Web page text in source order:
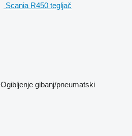
Scania R450 tegljač
Ogibljenje gibanj/pneumatski